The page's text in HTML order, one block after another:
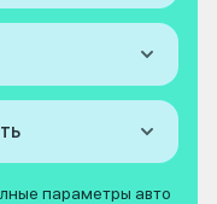
параметры авто